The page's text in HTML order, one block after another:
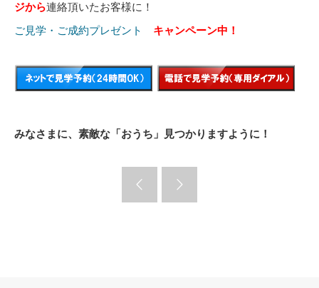
ジから連絡頂いたお客様に！
ご見学・ご成約プレゼント
キャンペーン中！
みなさまに、素敵な「おうち」見つかりますように！